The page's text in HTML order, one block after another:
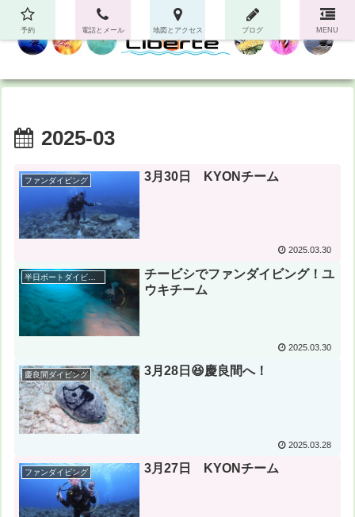
2025-03
ファンダイビング 3月30日 KYONチーム
2025.03.30
半日ボートダイビング
チービシでファンダイビング！ユ
ウキチーム
2025.03.30
慶良間ダイビング 3月28日😆慶良間へ！
2025.03.28
ファンダイビング 3月27日 KYONチーム
予約 電話とメール 地図とアクセス ブログ MENU